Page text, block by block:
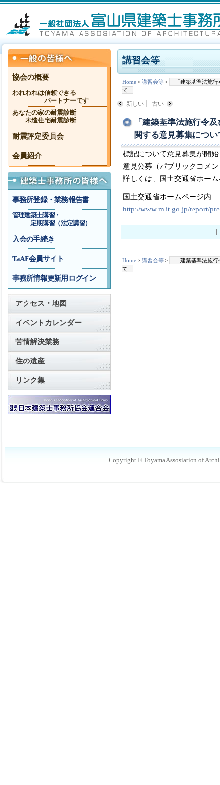
講習会等
Home > 講習会等 >
「建築基準法施
て
新しい 古い
「建築基準法施行令
関する意見募集につい
標記について意見募集が開
意見公募（パブリックコメ
詳しくは、国土交通省ホー
国土交通省ホームページ内
http://www.mlit.go.jp/report/
Home > 講習会等 >
「建築基準法施
て
協会の概要
われわれは信頼できる
パートナーです
あなたの家の耐震診断
木造住宅耐震診断
耐震評定委員会
会員紹介
事務所登録・業務報告書
管理建築士講習・
定期講習（法定講習）
入会の手続き
TaAF会員サイト
事務所情報更新用ログイン
アクセス・地図
イベントカレンダー
苦情解決業務
住の遺産
リンク集
Copyright © Toyama Assosiation of